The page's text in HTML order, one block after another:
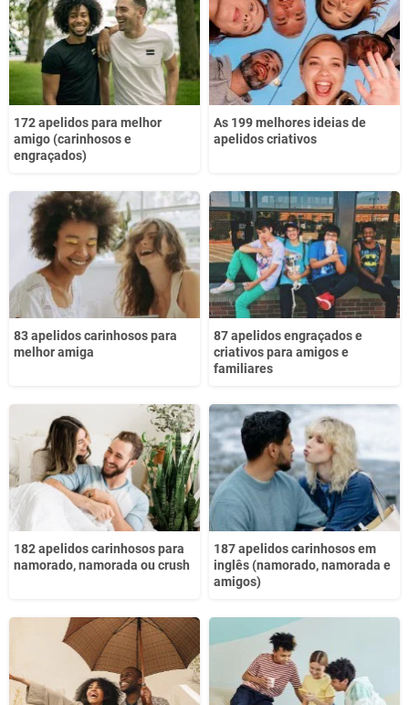
172 apelidos para melhor
amigo (carinhosos e
engraçados)
As 199 melhores ideias de
apelidos criativos
83 apelidos carinhosos para
melhor amiga
87 apelidos engraçados e
criativos para amigos e
familiares
182 apelidos carinhosos para
namorado, namorada ou crush
187 apelidos carinhosos em
inglês (namorado, namorada e
amigos)